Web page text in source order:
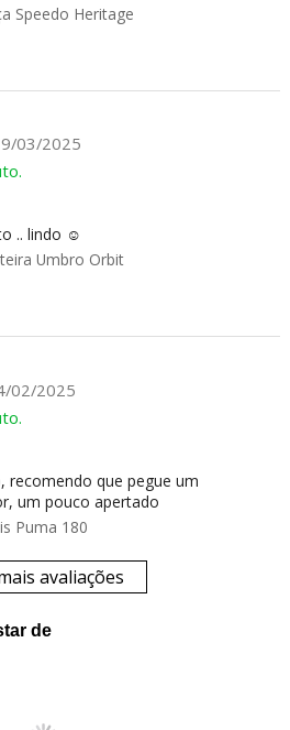
Speedo Heritage
03/2025
.. lindo ☺️
Umbro Orbit
02/2025
recomendo que pegue um
um pouco apertado
Puma 180
avaliações
de